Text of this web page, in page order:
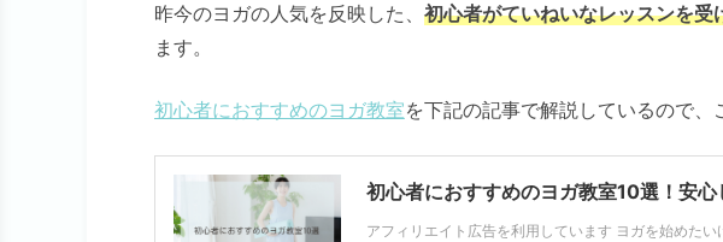
昨今のヨガの人気を反映した、 初心者がていねいなレッスンを受
ます。
初心者におすすめのヨガ教室を下記の記事で解説しているので、
初心者におすすめのヨガ教室10選！安
アフィリエイト広告を利用しています ヨガを始めた